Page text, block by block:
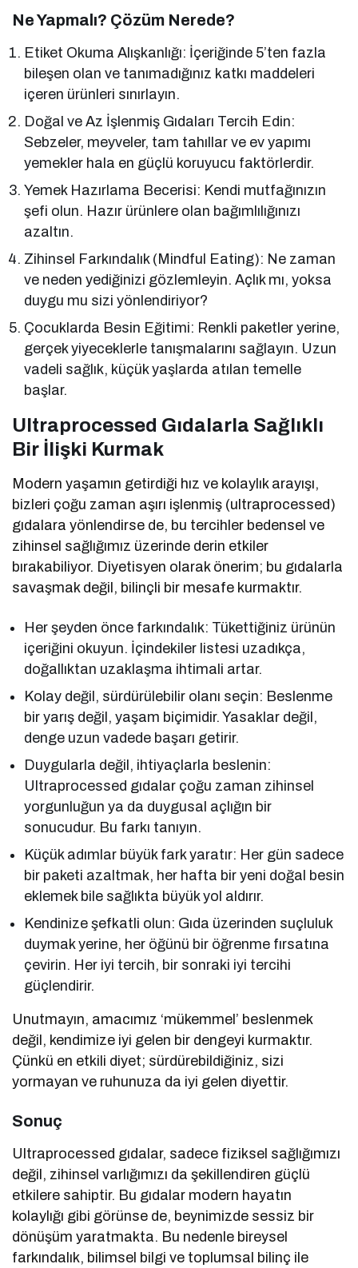
Ne Yapmalı? Çözüm Nerede?
Etiket Okuma Alışkanlığı: İçeriğinde 5’ten fazla
bileşen olan ve tanımadığınız katkı maddeleri
içeren ürünleri sınırlayın.
Doğal ve Az İşlenmiş Gıdaları Tercih Edin:
Sebzeler, meyveler, tam tahıllar ve ev yapımı
yemekler hala en güçlü koruyucu faktörlerdir.
Yemek Hazırlama Becerisi: Kendi mutfağınızın
şefi olun. Hazır ürünlere olan bağımlılığınızı
azaltın.
Zihinsel Farkındalık (Mindful Eating): Ne zaman
ve neden yediğinizi gözlemleyin. Açlık mı, yoksa
duygu mu sizi yönlendiriyor?
Çocuklarda Besin Eğitimi: Renkli paketler yerine,
gerçek yiyeceklerle tanışmalarını sağlayın. Uzun
vadeli sağlık, küçük yaşlarda atılan temelle
başlar.
Ultraprocessed Gıdalarla Sağlıklı
Bir İlişki Kurmak
Modern yaşamın getirdiği hız ve kolaylık arayışı,
bizleri çoğu zaman aşırı işlenmiş (ultraprocessed)
gıdalara yönlendirse de, bu tercihler bedensel ve
zihinsel sağlığımız üzerinde derin etkiler
bırakabiliyor. Diyetisyen olarak önerim; bu gıdalarla
savaşmak değil, bilinçli bir mesafe kurmaktır.
Her şeyden önce farkındalık: Tükettiğiniz ürünün
içeriğini okuyun. İçindekiler listesi uzadıkça,
doğallıktan uzaklaşma ihtimali artar.
Kolay değil, sürdürülebilir olanı seçin: Beslenme
bir yarış değil, yaşam biçimidir. Yasaklar değil,
denge uzun vadede başarı getirir.
Duygularla değil, ihtiyaçlarla beslenin:
Ultraprocessed gıdalar çoğu zaman zihinsel
yorgunluğun ya da duygusal açlığın bir
sonucudur. Bu farkı tanıyın.
Küçük adımlar büyük fark yaratır: Her gün sadece
bir paketi azaltmak, her hafta bir yeni doğal besin
eklemek bile sağlıkta büyük yol aldırır.
Kendinize şefkatli olun: Gıda üzerinden suçluluk
duymak yerine, her öğünü bir öğrenme fırsatına
çevirin. Her iyi tercih, bir sonraki iyi tercihi
güçlendirir.
Unutmayın, amacımız ‘mükemmel’ beslenmek
değil, kendimize iyi gelen bir dengeyi kurmaktır.
Çünkü en etkili diyet; sürdürebildiğiniz, sizi
yormayan ve ruhunuza da iyi gelen diyettir.
Sonuç
Ultraprocessed gıdalar, sadece fiziksel sağlığımızı
değil, zihinsel varlığımızı da şekillendiren güçlü
etkilere sahiptir. Bu gıdalar modern hayatın
kolaylığı gibi görünse de, beynimizde sessiz bir
dönüşüm yaratmakta. Bu nedenle bireysel
farkındalık, bilimsel bilgi ve toplumsal bilinç ile